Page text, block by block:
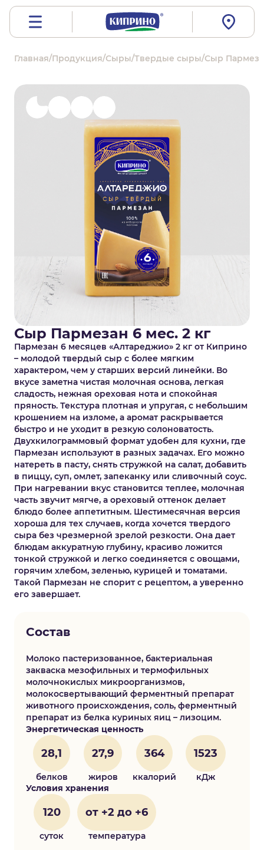
Главная/Продукция/Сыры/Твердые сыры/Сыр
Сыр Пармезан 6 мес. 2 кг
Пармезан 6 месяцев «Алтареджио» 2 кг от Киприно
– молодой твердый сыр с более мягким
характером, чем у старших версий линейки. Во
вкусе заметна чистая молочная основа, легкая
сладость, нежная ореховая нота и спокойная
пряность. Текстура плотная и упругая, с небольшим
крошением на изломе, а аромат раскрывается
быстро и не уходит в резкую солоноватость.
Двухкилограммовый формат удобен для кухни, где
Пармезан используют в разных задачах. Его можно
натереть в пасту, снять стружкой на салат, добавить
в пиццу, суп, омлет, запеканку или сливочный соус.
При нагревании вкус становится теплее, молочная
часть звучит мягче, а ореховый оттенок делает
блюдо более аппетитным. Шестимесячная версия
хороша для тех случаев, когда хочется твердого
сыра без чрезмерной зрелой резкости. Она дает
блюдам аккуратную глубину, красиво ложится
тонкой стружкой и легко соединяется с овощами,
горячим хлебом, зеленью, курицей и томатами.
Такой Пармезан не спорит с рецептом, а уверенно
его завершает.
Состав
Молоко пастеризованное, бактериальная
закваска мезофильных и термофильных
молочнокислых микроорганизмов,
молокосвертывающий ферментный препарат
животного происхождения, соль, ферментный
препарат из белка куриных яиц – лизоцим.
Энергетическая ценность
28,1
белков
27,9
жиров
364
ккалорий
1523
кДж
Условия хранения
120
суток
от +2 до +6
температура